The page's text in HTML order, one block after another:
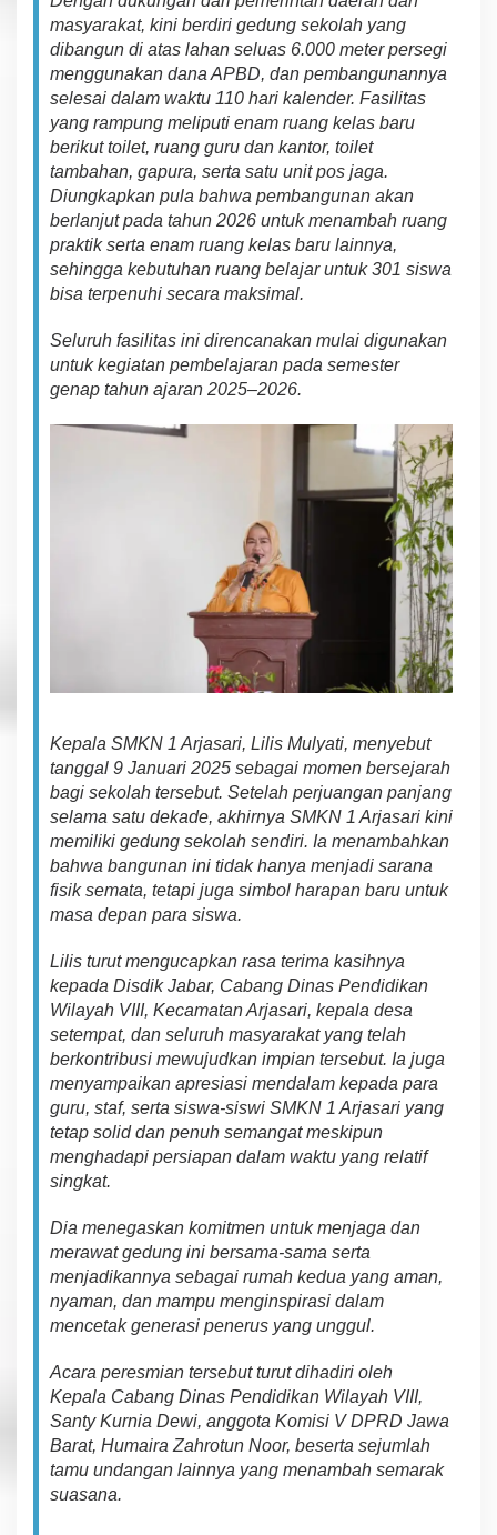
masyarakat, kini berdiri gedung sekolah yang
dibangun di atas lahan seluas 6.000 meter persegi
menggunakan dana APBD, dan pembangunannya
selesai dalam waktu 110 hari kalender. Fasilitas
yang rampung meliputi enam ruang kelas baru
berikuttoilet, ruang guru dan kantor, toilet
tambahan, gapura, serta satu unit pos jaga.
Diungkapkan pula bahwa pembangunan akan
berlanjut pada tahun 2026 untuk menambah ruang
praktikserta enam ruang kelas baru lainnya,
sehingga kebutuhan ruang belajaruntuk301 siswa
bisa terpenuhi secara maksimal.
Seluruh fasilitas ini direncanakan mulai digunakan
untuk kegiatan pembelajaran pada semester
genap tahun ajaran 2025–2026.
Kepala SMKN 1 Arjasari, Lilis Mulyati, menyebut
tanggal 9 Januari 2025 sebagai momen bersejarah
bagi sekolah tersebut. Setelah perjuangan panjang
selama satu dekade, akhirnya SMKN 1 Arjasari kini
memiliki gedung sekolah sendiri. Ia menambahkan
bahwa bangunan ini tidak hanya menjadi sarana
fisik semata, tetapi juga simbol harapan baru untuk
masa depan para siswa.
Lilis turutmengucapkan rasa terima kasihnya
kepada Disdik Jabar, Cabang Dinas Pendidikan
Wilayah VIII, Kecamatan Arjasari, kepala desa
setempat, dan seluruh masyarakat yang telah
berkontribusi mewujudkan impian tersebut. Ia juga
menyampaikan apresiasi mendalam kepada para
guru, staf, serta siswa-siswi SMKN 1 Arjasari yang
tetap soliddan penuh semangatmeskipun
menghadapi persiapan dalam waktu yang relatif
singkat.
Dia menegaskan komitmen untuk menjaga dan
merawatgedung ini bersama-sama serta
menjadikannya sebagai rumah kedua yang aman,
nyaman, dan mampu menginspirasi dalam
mencetak generasi penerus yang unggul.
Acara peresmian tersebutturutdihadiri oleh
Kepala Cabang Dinas Pendidikan Wilayah VIII,
Santy Kurnia Dewi, anggota Komisi V DPRD Jawa
Barat, Humaira Zahrotun Noor, beserta sejumlah
tamu undangan lainnya yang menambah semarak
suasana.